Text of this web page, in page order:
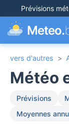
Prévisions
Meteo.
vers d'autres >
Météo
Prévisions
Moyennes